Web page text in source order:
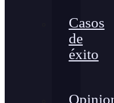
Casos
de
éxito